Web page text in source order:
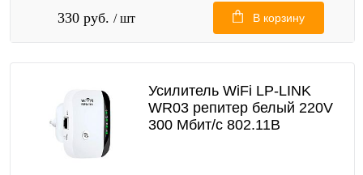
330 руб. / шт В корзину
Усилитель WiFi LP-LINK
WR03 репитер белый 220V
300 Мбит/с 802.11B